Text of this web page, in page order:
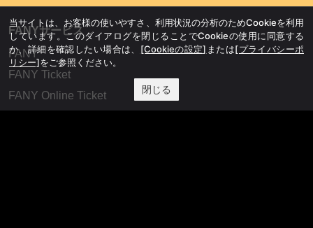
FANYサービス
FANY
FANY Ticket
FANY Online Ticket
当サイトは、お客様の使いやすさ、利用状況の分析のためCookieを利用
しています。このダイアログを閉じることでCookieの使用に同意する
か、詳細を確認したい場合は、 [Cookieの設定] または[プライバシーポ
リシー]をご参照ください。
閉じる